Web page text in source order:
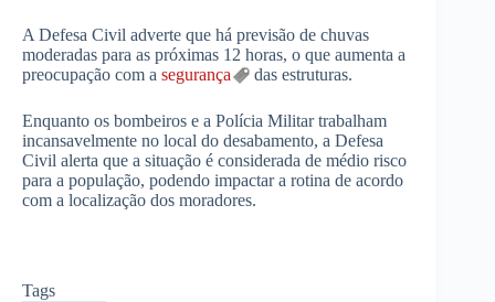
A Defesa Civil adverte que há previsão de chuvas
moderadas para as próximas 12 horas, o que aumenta a
preocupação com a segurança das estruturas.
Enquanto os bombeiros e a Polícia Militar trabalham
incansavelmente no local do desabamento, a Defesa
Civil alerta que a situação é considerada de médio risco
para a população, podendo impactar a rotina de acordo
com a localização dos moradores.
Tags